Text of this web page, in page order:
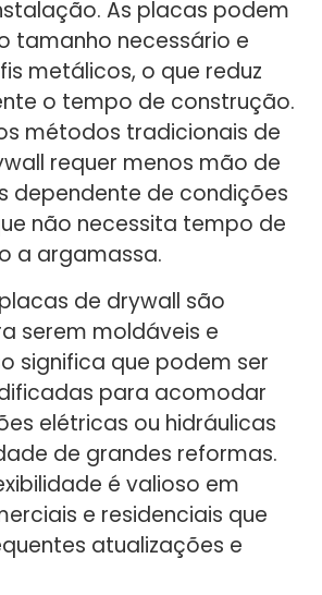
As placas podem
tamanho necessário e
metálicos, o que reduz
o tempo de construção.
métodos tradicionais de
requer menos mão de
dependente de condições
não necessita tempo de
a argamassa.
de drywall são
serem moldáveis e
significa que podem ser
para acomodar
elétricas ou hidráulicas
de grandes reformas.
é valioso em
e residenciais que
atualizações e